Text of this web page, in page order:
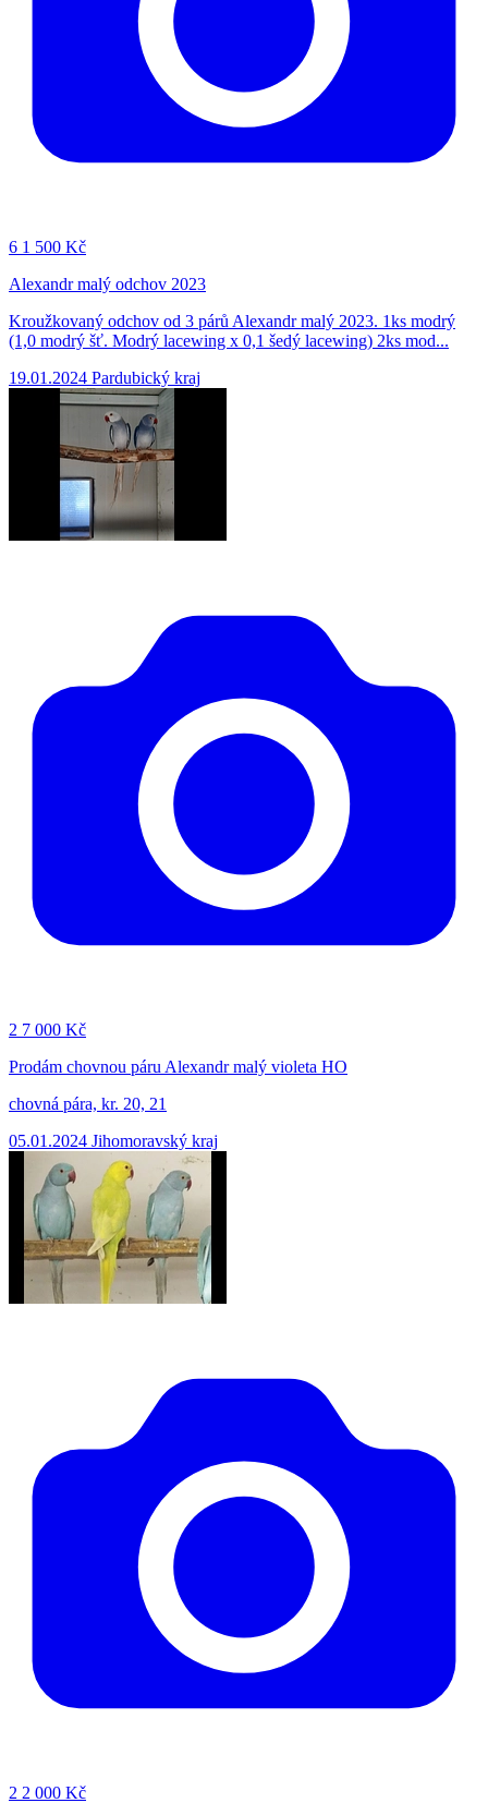
6 1 500 Kč
Alexandr malý odchov 2023
Kroužkovaný odchov od 3 párů Alexandr malý 2023. 1ks modrý
(1,0 modrý šť. Modrý lacewing x 0,1 šedý lacewing) 2ks mod...
19.01.2024 Pardubický kraj
2 7 000 Kč
Prodám chovnou páru Alexandr malý violeta HO
chovná pára, kr. 20, 21
05.01.2024 Jihomoravský kraj
2 2 000 Kč